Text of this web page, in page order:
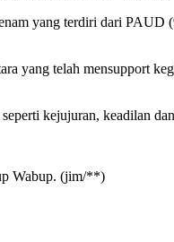
yang terdiri dari
yang telah mensupport
kejujuran, keadilan
Wabup. (jim/**)